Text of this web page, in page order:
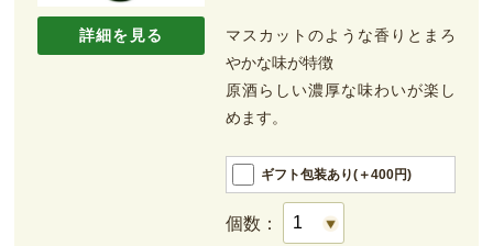
詳細を見る
マスカットのような香りとまろ
やかな味が特徴
原酒らしい濃厚な味わいが楽し
めます。
ギフト包装あり(＋400円)
個数：